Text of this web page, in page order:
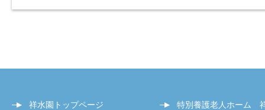
祥水園トップページ
特別養護老人ホーム